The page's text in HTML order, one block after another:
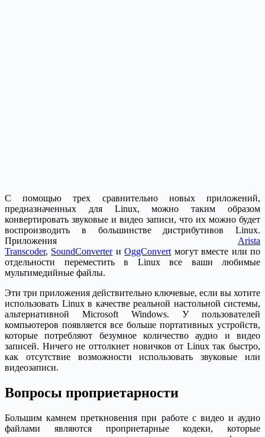
С помощью трех сравнительно новых приложений,
предназначенных для Linux, можно таким образом
конвертировать звуковые и видео записи, что их можно будет
воспроизводить в большинстве дистрибутивов Linux.
Приложения Arista
Transcoder, SoundConverterиOggConvert могут вместе или по
отдельности переместить в Linux все ваши любимые
мультимедийные файлы.
Эти три приложения действительно ключевые, если вы хотите
использовать Linux в качестве реальной настольной системы,
альтернативной Microsoft Windows. У пользователей
компьютеров появляется все больше портативных устройств,
которые потребляют безумное количество аудио и видео
записей. Ничего не оттолкнет новичков от Linux так быстро,
как отсутствие возможности использовать звуковые или
видеозаписи.
Вопросы проприетарности
Большим камнем преткновения при работе с видео и аудио
файлами являются проприетарные кодеки, которые